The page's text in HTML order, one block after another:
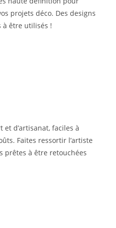
projets déco. Des designs
à être utilisés !
et d’artisanat, faciles à
Faites ressortir l’artiste
prêtes à être retouchées